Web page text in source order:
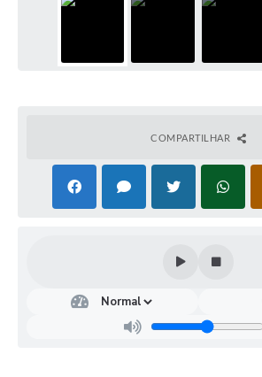
COMPARTILHAR